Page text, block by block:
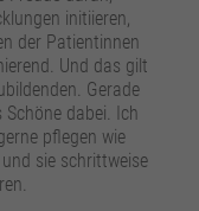
initiieren,
der Patientinnen
Und das gilt
Gerade
dabei. Ich
pflegen wie
sie schrittweise